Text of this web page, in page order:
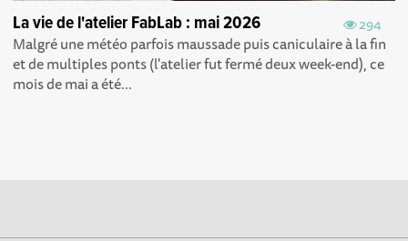
294
La vie de l'atelier FabLab : mai 2026
Malgré une météo parfois maussade puis caniculaire à la fin
et de multiples ponts (l'atelier fut fermé deux week-end), ce
mois de mai a été...